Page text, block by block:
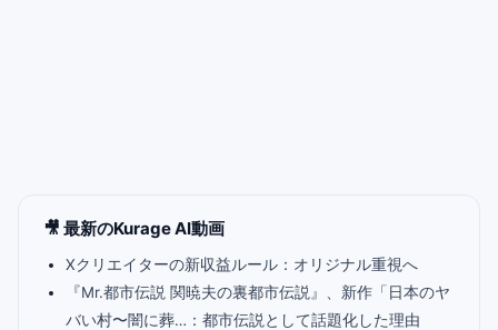
🎥 最新のKurage AI動画
Xクリエイターの新収益ルール：オリジナル重視へ
『Mr.都市伝説 関暁夫の裏都市伝説』、新作「日本のヤ
バい村〜闇に葬…：都市伝説として話題化した理由